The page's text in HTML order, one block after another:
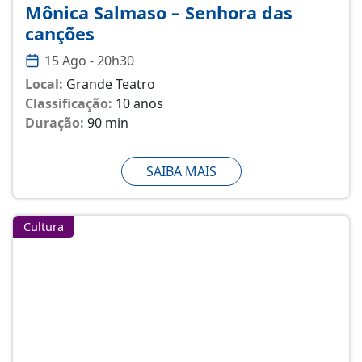
Mônica Salmaso – Senhora das
canções
15 Ago - 20h30
Local: Grande Teatro
Classificação: 10 anos
Duração: 90 min
SAIBA MAIS
Cultura